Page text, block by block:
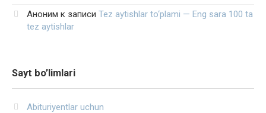
Аноним к записи Tez aytishlar to‘plami — Eng sara 100 ta
tez aytishlar
Sayt bo’limlari
Abituriyentlar uchun